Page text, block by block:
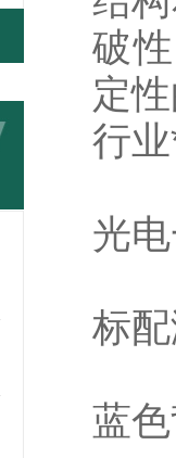
破
定
行
光
标
蓝